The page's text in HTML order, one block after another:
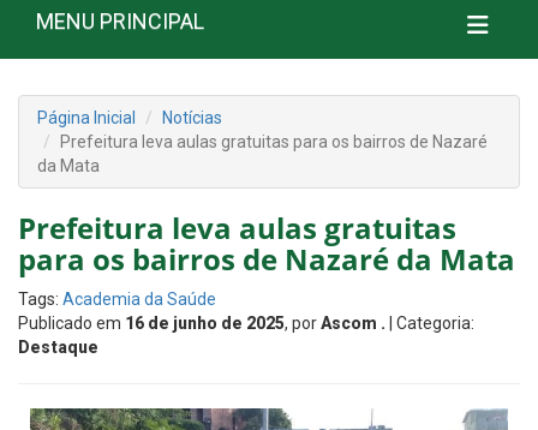
MENU PRINCIPAL
Página Inicial
Notícias
Prefeitura leva aulas gratuitas para os bairros de Nazaré
da Mata
Prefeitura leva aulas gratuitas
para os bairros de Nazaré da Mata
Tags: Academia da Saúde
Publicado em 16 de junho de 2025, porAscom . | Categoria:
Destaque